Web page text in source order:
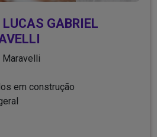
GABRIEL
Maravelli
em construção